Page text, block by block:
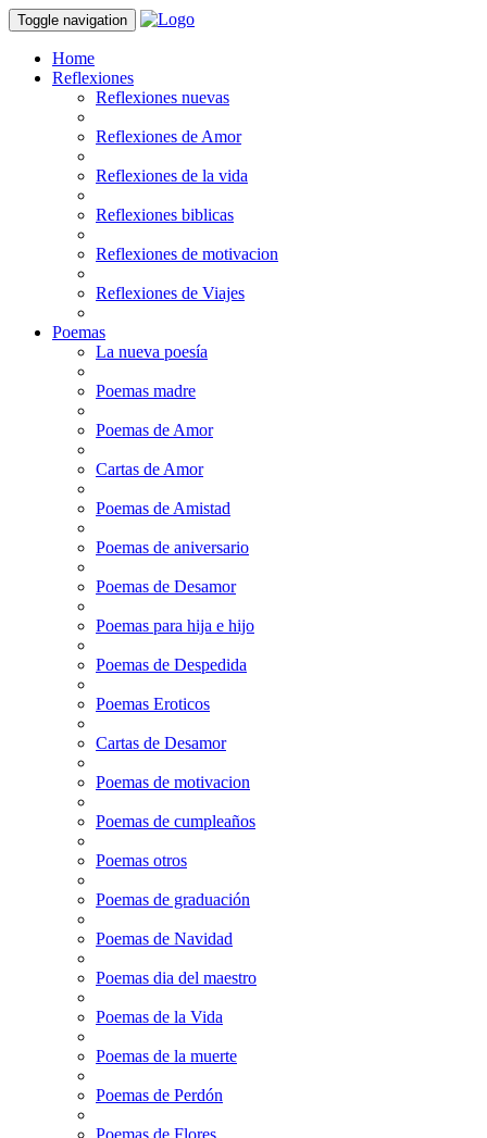
Toggle navigation
Home
Reflexiones
Reflexiones nuevas
Reflexiones de Amor
Reflexiones de la vida
Reflexiones biblicas
Reflexiones de motivacion
Reflexiones de Viajes
Poemas
La nueva poesía
Poemas madre
Poemas de Amor
Cartas de Amor
Poemas de Amistad
Poemas de aniversario
Poemas de Desamor
Poemas para hija e hijo
Poemas de Despedida
Poemas Eroticos
Cartas de Desamor
Poemas de motivacion
Poemas de cumpleaños
Poemas otros
Poemas de graduación
Poemas de Navidad
Poemas dia del maestro
Poemas de la Vida
Poemas de la muerte
Poemas de Perdón
Poemas de Flores